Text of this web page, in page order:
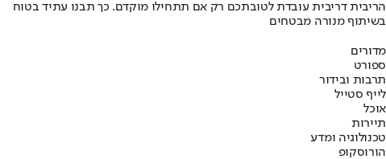
הריבית דריבית עובדת לטובתכם רק אם תתחילו מוקדם. כך תבנו עתיד בטוח
בשיתוף מנורה מבטחים
מדורים
ספורט
תרבות ובידור
לייף סטייל
אוכל
תיירות
טכנולוגיה ומדע
הורוסקופ